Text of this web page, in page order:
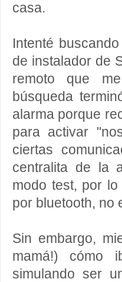
casa.
Intenté
de instalador de
remoto que
búsqueda
alarma porque
para activar
ciertas
centralita de la
modo test, por
por bluetooth, no
Sin embargo,
mamá!) cómo
simulando ser